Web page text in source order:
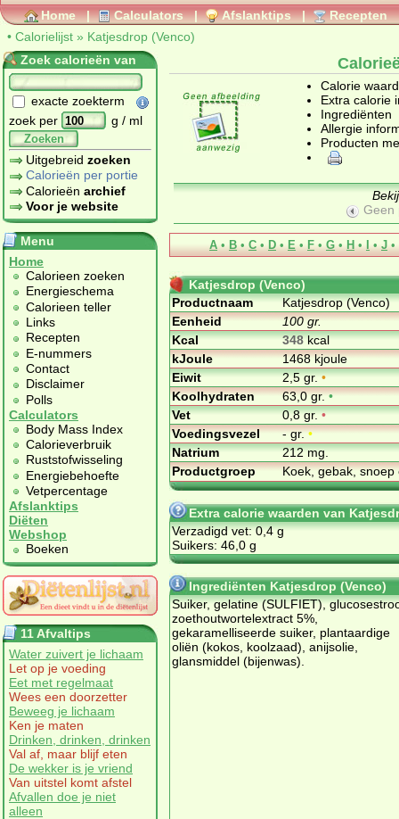
Home | Calculators | Afslanktips | Recepten
• Calorielijst » Katjesdrop (Venco)
Zoek calorieën van
exacte zoekterm
zoek per
g / ml
Zoeken
Uitgebreid zoeken
Calorieën per portie
Calorieën archief
Voor je website
Menu
Home
Calorieen zoeken
Energieschema
Calorieen teller
Links
Recepten
E-nummers
Contact
Disclaimer
Polls
Calculators
Body Mass Index
Calorieverbruik
Ruststofwisseling
Energiebehoefte
Vetpercentage
Afslanktips
Diëten
Webshop
Boeken
11 Afvaltips
Water zuivert je lichaam
Let op je voeding
Eet met regelmaat
Wees een doorzetter
Beweeg je lichaam
Ken je maten
Drinken, drinken, drinken
Val af, maar blijf eten
De wekker is je vriend
Van uitstel komt afstel
Afvallen doe je niet
alleen
Calorie
Extra calorie
Ingrediënten
Allergie
Producten
Geen
A • B • C • D • E • F • G • H • I • J •
Katjesdrop (Venco)
Productnaam
Katjesdrop (Venco)
Eenheid
100 gr.
Kcal
348kcal
kJoule
1468 kjoule
Eiwit
2,5 gr.•
Koolhydraten
63,0 gr.•
Vet
0,8 gr.•
Voedingsvezel
- gr.•
Natrium
212 mg.
Productgroep
Koek, gebak,
Extra calorie waarden van
Verzadigd vet: 0,4 g
Suikers: 46,0 g
Ingrediënten Katjesdrop (Venco)
Suiker, gelatine (SULFIET),
zoethoutwortelextract 5%,
gekaramelliseerde suiker, plantaardige
oliën (kokos, koolzaad), anijsolie,
glansmiddel (bijenwas).